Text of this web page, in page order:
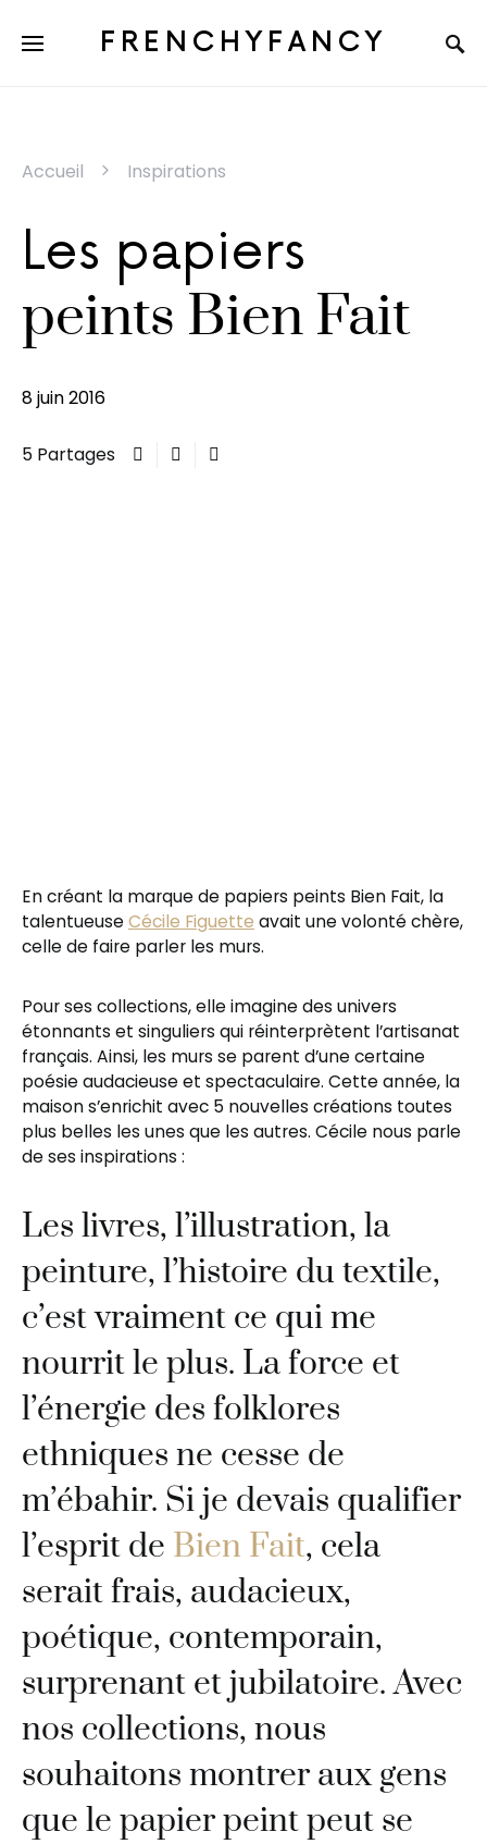
FRENCHYFANCY
Accueil Inspirations
Les papiers
peints Bien Fait
8 juin 2016
5 Partages
En créant la marque de papiers peints Bien Fait, la
talentueuseCécile Figuette avait une volonté chère,
celle de faire parler les murs.
Pour ses collections, elle imagine des univers
étonnants et singuliers qui réinterprètent l’artisanat
français. Ainsi, les murs se parent d’une certaine
poésie audacieuse et spectaculaire. Cette année, la
maison s’enrichit avec 5 nouvelles créations toutes
plus belles les unes que les autres. Cécile nous parle
de ses inspirations :
Les livres, l’illustration, la
peinture, l’histoire du textile,
c’est vraiment ce qui me
nourrit le plus. La force et
l’énergie des folklores
ethniques ne cesse de
m’ébahir. Si je devais qualifier
l’esprit de Bien Fait, cela
serait frais, audacieux,
poétique, contemporain,
surprenant et jubilatoire. Avec
nos collections, nous
souhaitons montrer aux gens
que le papier peint peut se